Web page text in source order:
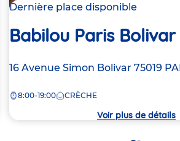
Dernière place disponible
Babilou Paris Bolivar
Adresse
la
16 Avenue Simon Bolivar 75019
8:00-19:00 CRÈCHE
Voir plus de détails